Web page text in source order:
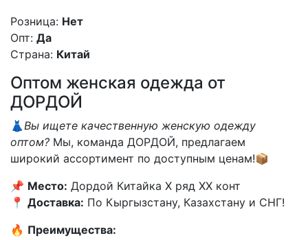
Розница: Нет
Опт: Да
Страна: Китай
Оптом женская одежда от
ДОРДОЙ
👗 Вы ищете качественную женскую одежду
оптом? Мы, команда ДОРДОЙ, предлагаем
широкий ассортимент по доступным ценам!📦
📌 Место: Дордой Китайка X ряд XX конт
📍 Доставка: По Кыргызстану, Казахстану и СНГ!
🔥 Преимущества: